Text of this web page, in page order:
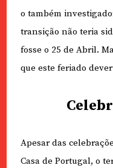
o também
transição não teria
fosse o 25 de Abril.
que este feriado
Apesar das
Casa de Portugal, o